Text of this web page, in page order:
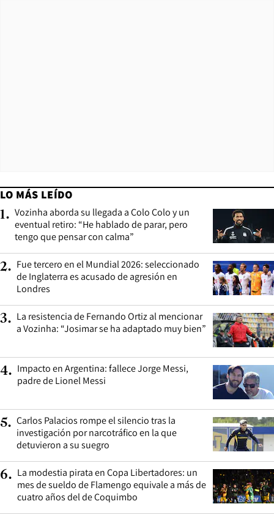
LO MÁS LEÍDO
1. Vozinha aborda su llegada a Colo Colo y un
eventual retiro: “He hablado de parar, pero
tengo que pensar con calma”
2. Fue tercero en el Mundial 2026: seleccionado
de Inglaterra es acusado de agresión en
Londres
3. La resistencia de Fernando Ortiz al mencionar
a Vozinha: “Josimar se ha adaptado muy bien”
4. Impacto en Argentina: fallece Jorge Messi,
padre de Lionel Messi
5. Carlos Palacios rompe el silencio tras la
investigación por narcotráfico en la que
detuvieron a su suegro
6. La modestia pirata en Copa Libertadores: un
mes de sueldo de Flamengo equivale a más de
cuatro años del de Coquimbo